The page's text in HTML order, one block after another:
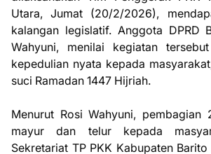
Utara, Jumat (20/2/2026),
kalangan legislatif. Anggota DPRD
Wahyuni, menilai kegiatan
kepedulian nyata kepada
suci Ramadan 1447 Hijriah.
Menurut Rosi Wahyuni,
mayur dan telur kepada
Sekretariat TP PKK Kabupaten